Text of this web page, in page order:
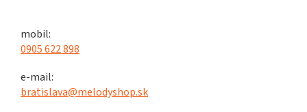
mobil:
0905 622 898
e-mail:
bratislava@melodyshop.sk